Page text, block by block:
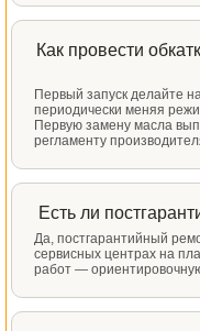
Как провести
Первый запуск делайте
периодически меняя
Первую замену масла
регламенту
Есть ли
Да, постгарантийный
сервисных центрах на
работ —